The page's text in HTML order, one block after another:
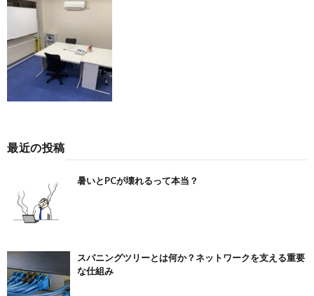
最近の投稿
暑いとPCが壊れるって本当？
スパニングツリーとは何か？ネットワークを支える重要
な仕組み